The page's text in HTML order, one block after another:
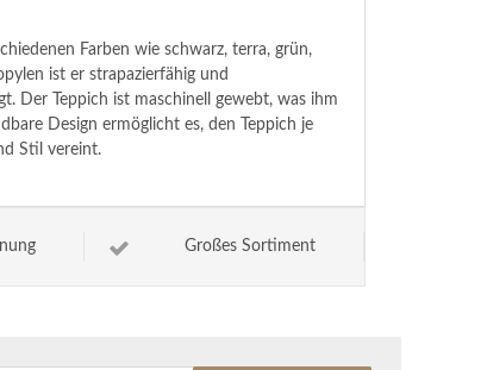
Farben wie schwarz, terra, grün,
ist er strapazierfähig und
Der Teppich ist maschinell gewebt, was ihm
Design ermöglicht es, den Teppich je
Stil vereint.
Großes Sortiment